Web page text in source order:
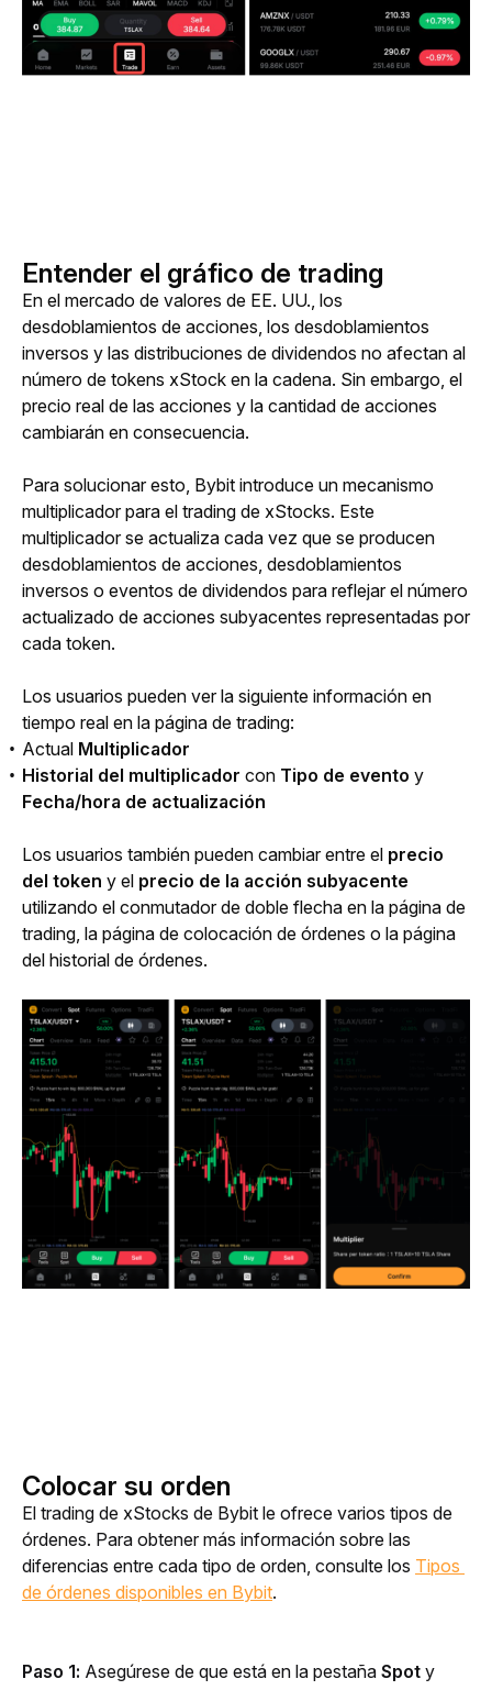
Entender el gráfico de trading
En el mercado de valores de EE. UU., los
desdoblamientos de acciones, los desdoblamientos
inversos y las distribuciones de dividendos no afectan al
número de tokens xStock en la cadena. Sin embargo, el
precio real de las acciones y la cantidad de acciones
cambiarán en consecuencia.
Para solucionar esto, Bybit introduce un mecanismo
multiplicador para el trading de xStocks. Este
multiplicador se actualiza cada vez que se producen
desdoblamientos de acciones, desdoblamientos
inversos o eventos de dividendos para reflejar el número
actualizado de acciones subyacentes representadas por
cada token.
Los usuarios pueden ver la siguiente información en
tiempo real en la página de trading:
Actual Multiplicador
Historial del multiplicador con Tipo de evento y
Fecha/hora de actualización
Los usuarios también pueden cambiar entre el precio
del token y el precio de la acción subyacente
utilizando el conmutador de doble flecha en la página de
trading, la página de colocación de órdenes o la página
del historial de órdenes.
Colocar su orden
El trading de xStocks de Bybit le ofrece varios tipos de
órdenes. Para obtener más información sobre las
diferencias entre cada tipo de orden, consulte los Tipos
de órdenes disponibles en Bybit.
Paso 1: Asegúrese de que está en la pestaña Spot y